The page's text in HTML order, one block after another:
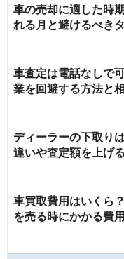
車の売却に適した時
れる月と避けるべき
車査定は電話なしで
業を回避する方法と
ディーラーの下取り
違いや査定額を上げ
車買取費用はいくら
を売る時にかかる費